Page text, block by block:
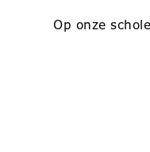
Op onze